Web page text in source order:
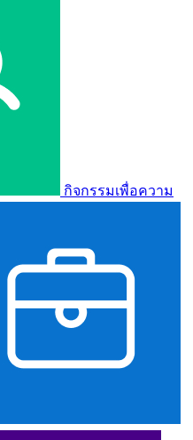
กิจกรรมเพื่อความ